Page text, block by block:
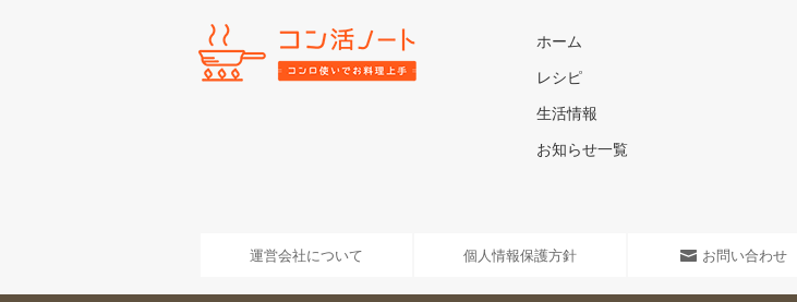
ホーム
レシピ
生活情報
お知らせ一覧
運営会社について 個人情報保護方針 お問い合わせ